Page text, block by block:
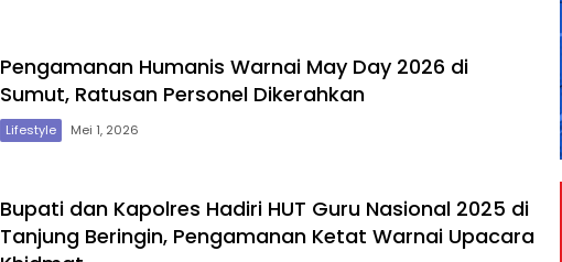
Pengamanan Humanis Warnai May Day 2026 di
Sumut, Ratusan Personel Dikerahkan
Lifestyle Mei 1, 2026
Bupati dan Kapolres Hadiri HUT Guru Nasional 2025 di
Tanjung Beringin, Pengamanan Ketat Warnai Upacara